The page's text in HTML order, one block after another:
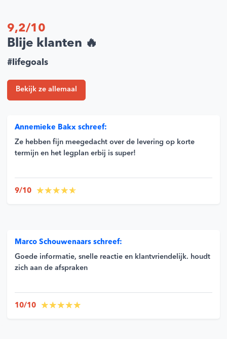
9,2/10
Blije klanten 🔥
#lifegoals
Bekijk ze allemaal
Annemieke Bakx schreef:
Ze hebben fijn meegedacht over de levering op korte
termijn en het legplan erbij is super!
9/10
Marco Schouwenaars schreef:
Goede informatie, snelle reactie en klantvriendelijk. houdt
zich aan de afspraken
10/10